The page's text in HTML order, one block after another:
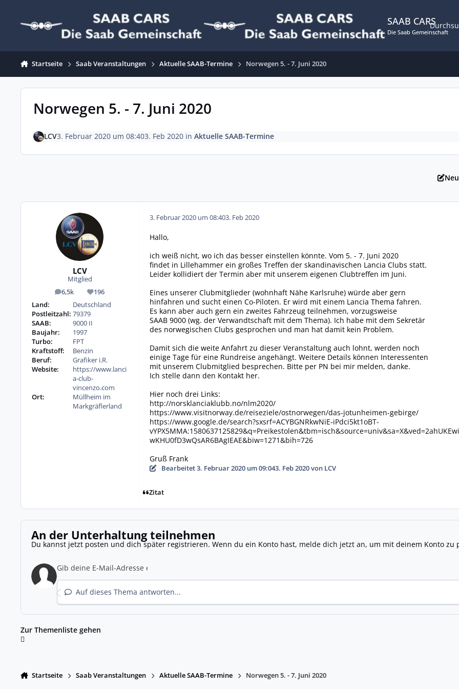
SAAB CARS
Die Saab Gemeinschaft
Startseite Saab Veranstaltungen Aktuelle SAAB-Termine Norwegen 5. - 7. Juni 2020
Norwegen 5. - 7. Juni 2020
LCV3. Februar 2020 um 08:403. Feb 2020in Aktuelle SAAB-Termine
LCV
Mitglied
6,5k
Beiträge 196
Reputation
Land:
Deutschland
Postleitzahl: 79379
SAAB:
9000 II
Baujahr:
1997
Turbo:
FPT
Kraftstoff:
Benzin
Beruf:
Grafiker i.R.
Website:
https://www.lanci
a-club-
vincenzo.com
Ort:
Müllheim im
Markgräflerland
3. Februar 2020 um 08:403. Feb 2020
Hallo,
ich weiß nicht, wo ich das besser einstellen könnte. Vom 5. - 7. Juni 2020
findet in Lillehammer ein großes Treffen der skandinavischen Lancia Clubs statt.
Leider kollidiert der Termin aber mit unserem eigenen Clubtreffen im Juni.
Eines unserer Clubmitglieder (wohnhaft Nähe Karlsruhe) würde aber gern
hinfahren und sucht einen Co-Piloten. Er wird mit einem Lancia Thema fahren.
Es kann aber auch gern ein zweites Fahrzeug teilnehmen, vorzugsweise
SAAB 9000 (wg. der Verwandtschaft mit dem Thema). Ich habe mit dem Sekretär
des norwegischen Clubs gesprochen und man hat damit kein Problem.
Damit sich die weite Anfahrt zu dieser Veranstaltung auch lohnt, werden noch
einige Tage für eine Rundreise angehängt. Weitere Details können Interessenten
mit unserem Clubmitglied besprechen. Bitte per PN bei mir melden, danke.
Ich stelle dann den Kontakt her.
Hier noch drei Links:
http://norsklanciaklubb.no/nlm2020/
https://www.visitnorway.de/reiseziele/ostnorwegen/das-jotunheimen-gebirge/
https://www.google.de/search?sxsrf=ACYBGNRkwNiE-iPdci5kt1oBT-
wKHU0fD3wQsAR6BAgIEAE&biw=1271&bih=726
Gruß Frank
Bearbeitet3. Februar 2020 um 09:043. Feb 2020von LCV
Zitat
An der Unterhaltung teilnehmen
Du kannst jetzt posten und dich später registrieren. Wenn du ein Konto hast, melde dich jetzt an, um mit deinem Konto zu
Auf dieses Thema antworten...
Zur Themenliste gehen
Startseite Saab Veranstaltungen Aktuelle SAAB-Termine Norwegen 5. - 7. Juni 2020